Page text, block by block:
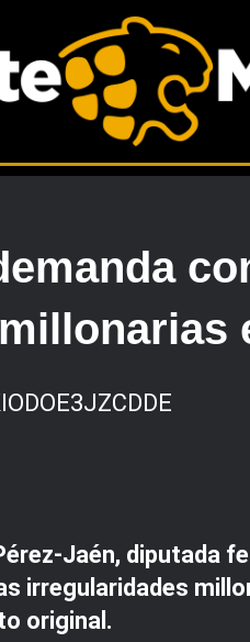
millonarias
Jaén, diputada
irregularidades
original.